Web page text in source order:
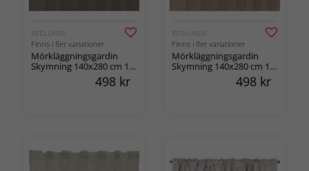
REDLUNDS
Finns i fler variationer
Mörkläggningsgardin
Skymning 140x280 cm 1-
498 kr
REDLUNDS
Finns i fler variationer
Mörkläggningsgardin
Skymning 140x280 cm 1-
498 kr